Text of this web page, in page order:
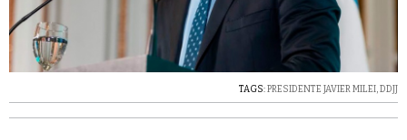
TAGS:PRESIDENTE JAVIER MILEI,DDJJ